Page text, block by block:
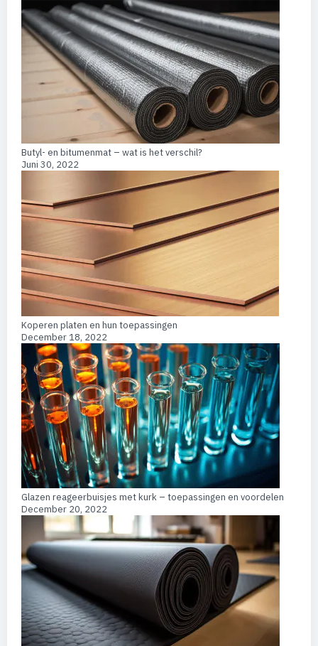
Butyl- en bitumenmat – wat is het verschil?
Juni 30, 2022
Koperen platen en hun toepassingen
December 18, 2022
Glazen reageerbuisjes met kurk – toepassingen en voordelen
December 20, 2022